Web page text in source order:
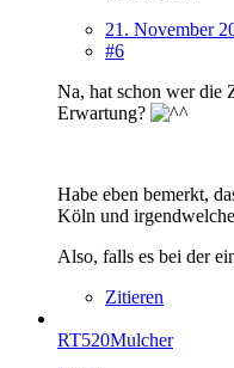
21. November
#6
Na, hat schon wer die
Erwartung?
Habe eben bemerkt,
Köln und
Also, falls es bei der
Zitieren
RT520Mulcher